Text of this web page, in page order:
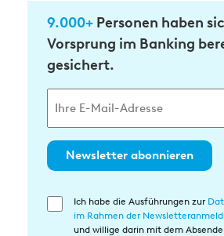
9.000+ Personen haben
Vorsprung im Banking
gesichert.
Newsletter abonnieren
Einwilligung
Ich habe die Ausführungen zur
im Rahmen der
und willige darin mit dem